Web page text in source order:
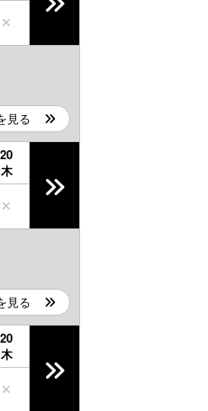
見る
20
木
見る
20
木